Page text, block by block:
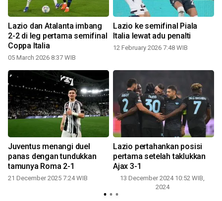
Lazio dan Atalanta imbang
2-2 di leg pertama semifinal
Coppa Italia
05 March 2026 8:37 WIB
Lazio ke semifinal Piala
Italia lewat adu penalti
12 February 2026 7:48 WIB
Juventus menangi duel
panas dengan tundukkan
tamunya Roma 2-1
21 December 2025 7:24 WIB
Lazio pertahankan posisi
pertama setelah taklukkan
Ajax 3-1
13 December 2024 10:52 WIB,
2024